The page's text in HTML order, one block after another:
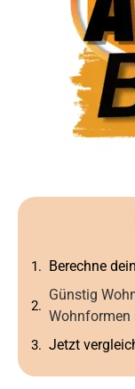
Berechne
Günstig
Wohnformen
Jetzt